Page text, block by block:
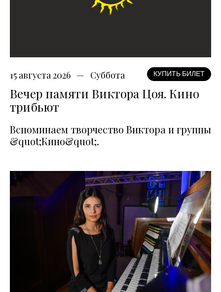
15 августа 2026 Суббота КУПИТЬ БИЛЕТ
Вечер памяти Виктора Цоя. Кино
трибьют
Вспоминаем творчество Виктора и группы
&quot;Кино&quot;.